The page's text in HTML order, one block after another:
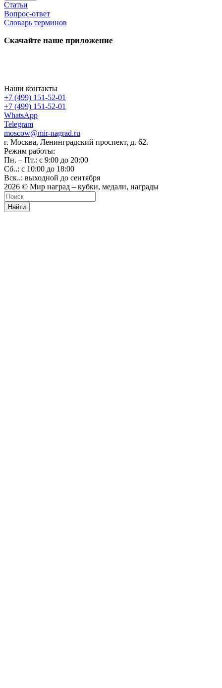
Статьи
Вопрос-ответ
Словарь терминов
Скачайте наше приложение
Наши контакты
+7 (499) 151-52-01
+7 (499) 151-52-01
WhatsApp
Telegram
moscow@mir-nagrad.ru
г. Москва, Ленинградский проспект, д. 62.
Режим работы:
Пн. – Пт.: с 9:00 до 20:00
Сб..: с 10:00 до 18:00
Вск..: выходной до сентября
2026 © Мир наград – кубки, медали, награды
Найти